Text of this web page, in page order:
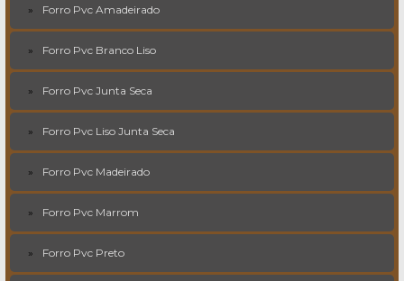
Forro Pvc Amadeirado
Forro Pvc Branco Liso
Forro Pvc Junta Seca
Forro Pvc Liso Junta Seca
Forro Pvc Madeirado
Forro Pvc Marrom
Forro Pvc Preto